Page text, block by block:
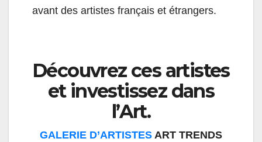
avant des artistes français et étrangers.
Découvrez ces artistes
et investissez dans
l’Art.
GALERIE D’ARTISTES ART TRENDS